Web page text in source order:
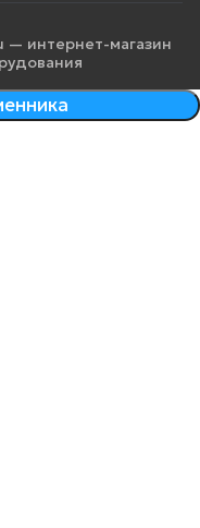
интернет-магазин